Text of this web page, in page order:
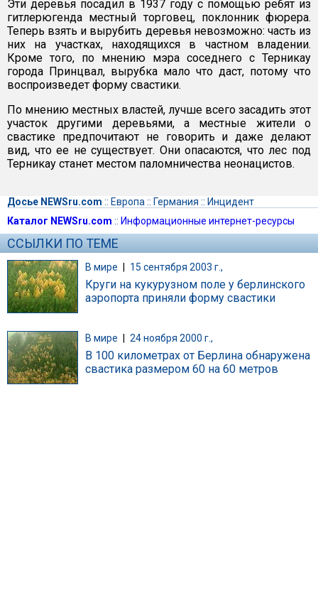
Эти деревья посадил в 1937 году с помощью ребят из
гитлерюгенда местный торговец, поклонник фюрера.
Теперь взять и вырубить деревья невозможно: часть из
них на участках, находящихся в частном владении.
Кроме того, по мнению мэра соседнего с Терникау
города Принцвал, вырубка мало что даст, потому что
воспроизведет форму свастики.
По мнению местных властей, лучше всего засадить этот
участок другими деревьями, а местные жители о
свастике предпочитают не говорить и даже делают
вид, что ее не существует. Они опасаются, что лес под
Терникау станет местом паломничества неонацистов.
Досье NEWSru.com :: Европа :: Германия :: Инцидент
Каталог NEWSru.com :: Информационные интернет-ресурсы
ССЫЛКИ ПО ТЕМЕ
В мире | 15 сентября 2003 г.,
Круги на кукурузном поле у берлинского
аэропорта приняли форму свастики
В мире 24 ноября 2000 г.,
В 100 километрах от Берлина обнаружена
свастика размером 60 на 60 метров